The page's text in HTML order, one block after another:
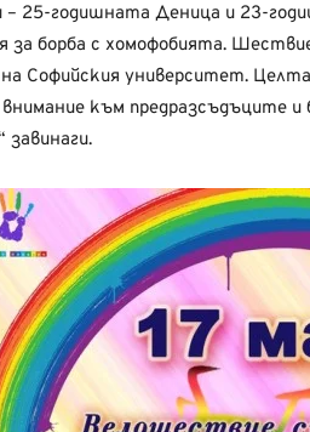
25-годишната Деница и 23-
за борба с хомофобията.
Софийския университет.
към предразсъдъците и
завинаги.